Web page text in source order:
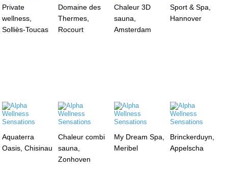
Private
wellness,
Solliès-Toucas
Domaine des
Thermes,
Rocourt
Chaleur 3D
sauna,
Amsterdam
Sport & Spa,
Hannover
Aquaterra
Oasis, Chisinau
Chaleur combi
sauna,
Zonhoven
My Dream Spa,
Meribel
Brinckerduyn,
Appelscha